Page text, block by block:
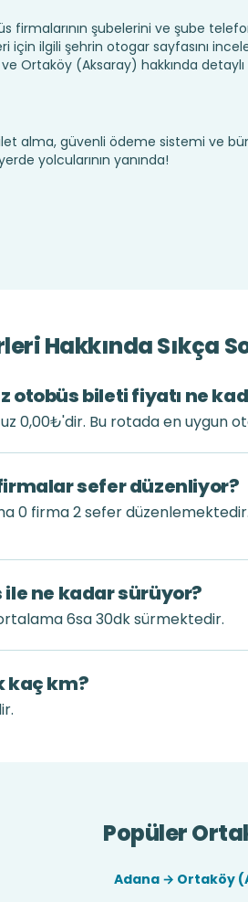
şubelerini ve şube
için ilgili şehrin otogar sayfasını
Ortaköy (Aksaray) hakkında detaylı
alma, güvenli ödeme sistemi ve
yolcularının yanında!
Hakkında Sıkça
otobüs bileti fiyatı ne
0,00₺'dir. Bu rotada en uygun
sefer düzenliyor?
0 firma 2 sefer
ne kadar sürüyor?
6sa 30dk sürmektedir.
kaç km?
Popüler
Adana → Ortaköy